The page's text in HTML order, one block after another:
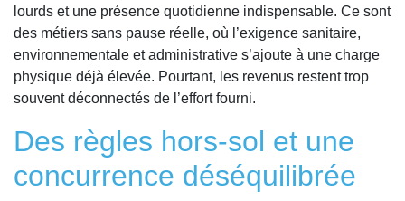
lourds et une présence quotidienne indispensable. Ce sont
des métiers sans pause réelle, où l’exigence sanitaire,
environnementale et administrative s’ajoute à une charge
physique déjà élevée. Pourtant, les revenus restent trop
souvent déconnectés de l’effort fourni.
Des règles hors-sol et une
concurrence déséquilibrée